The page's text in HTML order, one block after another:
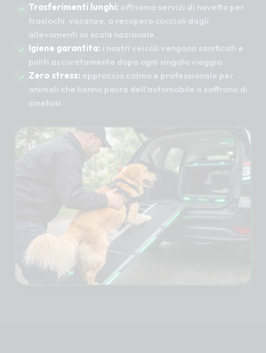
Trasferimenti lunghi: offriamo servizi di navetta per
traslochi, vacanze, o recupero cuccioli dagli
allevamenti su scala nazionale.
Igiene garantita: i nostri veicoli vengono sanificati e
puliti accuratamente dopo ogni singolo viaggio.
Zero stress: approccio calmo e professionale per
animali che hanno paura dell'automobile o soffrono di
cinetosi.